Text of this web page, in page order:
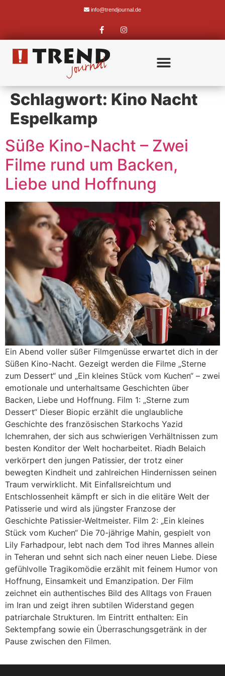
info@trendjournal.de
Schlagwort: Kino Nacht
Espelkamp
Süße Kino-Nacht – Zwei
Filme rund um Backen,
Liebe und Hoffnung
Ein Abend voller süßer Filmgenüsse erwartet dich in der
Süßen Kino-Nacht. Gezeigt werden die Filme „Sterne
zum Dessert“ und „Ein kleines Stück vom Kuchen“ – zwei
emotionale und unterhaltsame Geschichten über
Backen, Liebe und Hoffnung. Film 1: „Sterne zum
Dessert“ Dieser Biopic erzählt die unglaubliche
Geschichte des französischen Starkochs Yazid
Ichemrahen, der sich aus schwierigen Verhältnissen zum
besten Konditor der Welt hocharbeitet. Riadh Belaich
verkörpert den jungen Patissier, der trotz einer
bewegten Kindheit und zahlreichen Hindernissen seinen
Traum verwirklicht. Mit Einfallsreichtum und
Entschlossenheit kämpft er sich in die elitäre Welt der
Patisserie und wird als jüngster Franzose der
Geschichte Patissier-Weltmeister. Film 2: „Ein kleines
Stück vom Kuchen“ Die 70-jährige Mahin, gespielt von
Lily Farhadpour, lebt nach dem Tod ihres Mannes allein
in Teheran und sehnt sich nach einer neuen Liebe. Diese
gefühlvolle Tragikomödie erzählt mit feinem Humor von
Hoffnung, Einsamkeit und Emanzipation. Der Film
zeichnet ein authentisches Bild des Alltags von Frauen
im Iran und zeigt ihren subtilen Widerstand gegen
patriarchale Strukturen. Im Eintritt enthalten: Ein
Sektempfang sowie ein Überraschungsgetränk in der
Pause zwischen den Filmen.